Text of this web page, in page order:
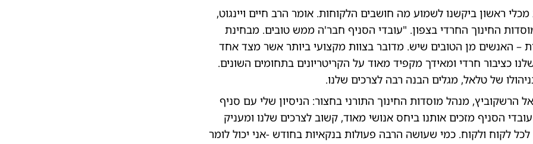
ראשון ביקשנו לשמוע מה חושבים הלקוחות. אומר הרב חיים ויינגוט,
החינוך החרדי בצפון. "עובדי הסניף חבר'ה ממש טובים. מבחינת
– האנשים מן הטובים שיש. מדובר בצוות מקצועי ביותר אשר מצד אחד
כציבור חרדי ומאידך מקפיד מאוד על הקריטריונים בתחומים השונים.
של טלאל, מגלים הבנה רבה לצרכים שלנו.
הרשקוביץ, מנהל מוסדות החינוך התורני בחצור: הניסיון שלי עם סניף
הסניף מזכים אותנו ביחס אנושי מאוד, קשוב לצרכים שלנו ומעניק
לכל לקוח ולקוח. כמי שעושה הרבה פעולות בנקאיות בחודש -אני יכול לומר